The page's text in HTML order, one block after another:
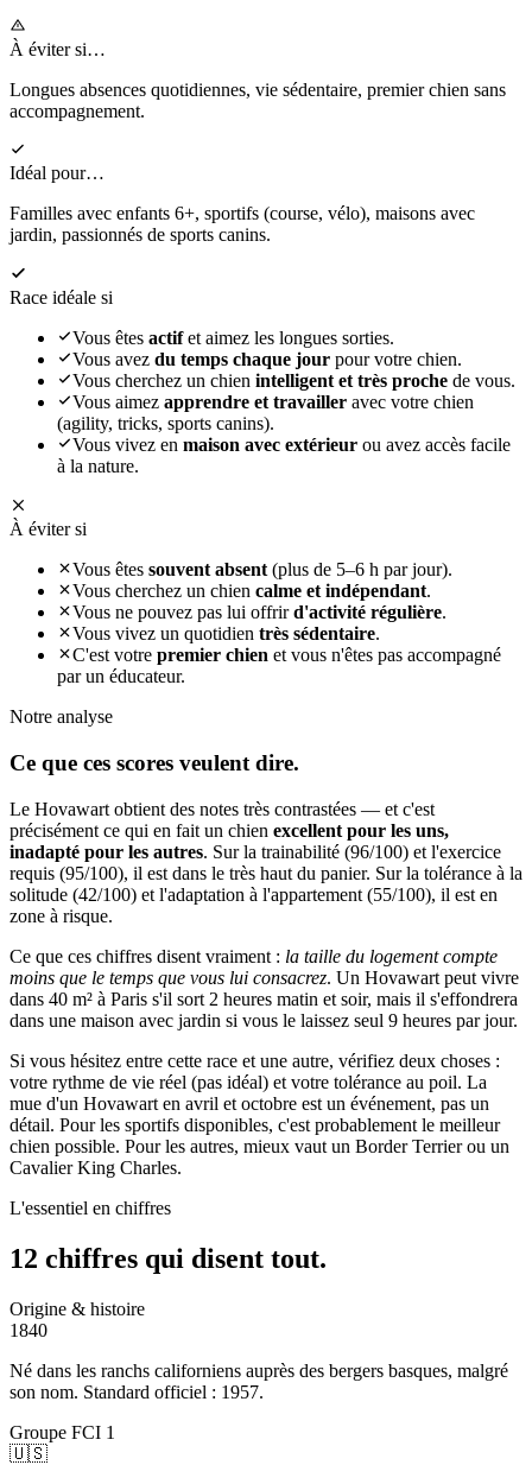
À éviter si…
Longues absences quotidiennes, vie sédentaire, premier chien sans
accompagnement.
Idéal pour…
Familles avec enfants 6+, sportifs (course, vélo), maisons avec
jardin, passionnés de sports canins.
Race idéale si
Vous êtes actifet aimez les longues sorties.
Vous avez du temps chaque jour pour votre chien.
Vous cherchez un chien intelligent et très proche de vous.
Vous aimez apprendre et travailler avec votre chien
(agility, tricks, sports canins).
Vous vivez en maison avec extérieur ou avez accès facile
à la nature.
À éviter si
Vous êtes souvent absent(plus de 5–6 h par jour).
Vous cherchez un chien calme et indépendant.
Vous ne pouvez pas lui offrird'activité régulière.
Vous vivez un quotidien très sédentaire.
C'est votre premier chien et vous n'êtes pas accompagné
par un éducateur.
Notre analyse
Ce que ces scores veulent dire.
Le Hovawart obtient des notes très contrastées — et c'est
précisément ce qui en fait un chien excellent pour les uns,
inadapté pour les autres. Sur la trainabilité (96/100) et l'exercice
requis (95/100), il est dans le très haut du panier. Sur la tolérance à la
solitude (42/100) et l'adaptation à l'appartement (55/100), il est en
zone à risque.
Ce que ces chiffres disent vraiment : la taille du logement compte
moins que le temps que vous lui consacrez. Un Hovawart peut vivre
dans 40 m² à Paris s'il sort 2 heures matin et soir, mais il s'effondrera
dans une maison avec jardin si vous le laissez seul 9 heures par jour.
Si vous hésitez entre cette race et une autre, vérifiez deux choses :
votre rythme de vie réel (pas idéal) et votre tolérance au poil. La
mue d'un Hovawart en avril et octobre est un événement, pas un
détail. Pour les sportifs disponibles, c'est probablement le meilleur
chien possible. Pour les autres, mieux vaut un Border Terrier ou un
Cavalier King Charles.
L'essentiel en chiffres
12 chiffres qui disent tout.
Origine & histoire
1840
Né dans les ranchs californiens auprès des bergers basques, malgré
son nom. Standard officiel : 1957.
Groupe FCI 1
🇺🇸